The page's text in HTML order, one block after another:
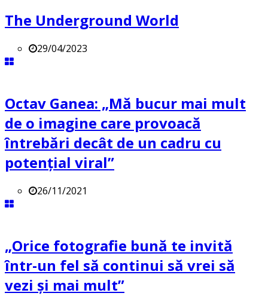
The Underground World
29/04/2023
Octav Ganea: „Mă bucur mai mult
de o imagine care provoacă
întrebări decât de un cadru cu
potenţial viral”
26/11/2021
„Orice fotografie bună te invită
într-un fel să continui să vrei să
vezi și mai mult”